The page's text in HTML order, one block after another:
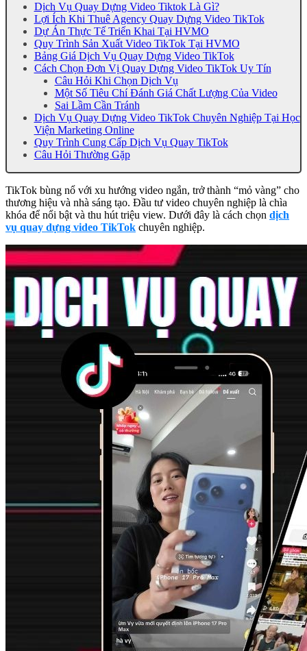
Dịch Vụ Quay Dựng Video Tiktok Là Gì?
Lợi Ích Khi Thuê Agency Quay Dựng Video TikTok
Dự Án Thực Tế Triển Khai Tại HVMO
Quy Trình Sản Xuất Video TikTok Tại HVMO
Bảng Giá Dịch Vụ Quay Dựng Video TikTok
Cách Chọn Đơn Vị Quay Dựng Video TikTok Uy Tín
Câu Hỏi Khi Chọn Dịch Vụ
Một Số Tiêu Chí Đánh Giá Chất Lượng Của Video
Sai Lầm Cần Tránh
Dịch Vụ Quay Dựng Video TikTok Chuyên Nghiệp Tại Học
Viện Marketing Online
Quy Trình Cung Cấp Dịch Vụ Quay TikTok
Câu Hỏi Thường Gặp
TikTok bùng nổ với xu hướng video ngắn, trở thành “mỏ vàng” cho
thương hiệu và nhà sáng tạo. Đầu tư video chuyên nghiệp là chìa
khóa để nổi bật và thu hút triệu view. Dưới đây là cách chọn dịch
vụ quay dựng video TikTok chuyên nghiệp.